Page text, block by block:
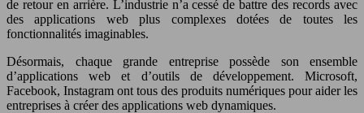
de retour en arrière. L’industrie n’a cessé de battre des records avec
des applications web plus complexes dotées de toutes les
fonctionnalités imaginables.
Désormais, chaque grande entreprise possède son ensemble
d’applications web et d’outils de développement. Microsoft,
Facebook, Instagram ont tous des produits numériques pour aider les
entreprises à créer des applications web dynamiques.